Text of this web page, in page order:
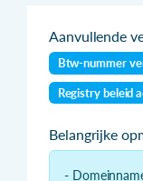
Aanvullende
Btw-nummer
Registry beleid
Belangrijke
-